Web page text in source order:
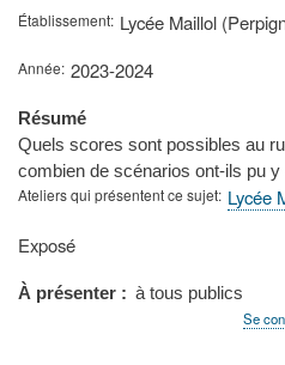
Établissement Lycée Maillol
Année 2023-2024
Résumé
Quels scores sont possibles au
combien de scénarios ont-ils pu y
Ateliers qui présentent ce sujet Lycée
Type
présentation
Exposé
À présenter à tous publics
Se